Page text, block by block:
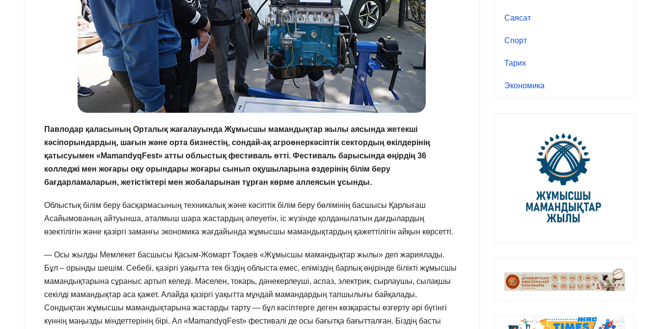
Павлодар қаласының Орталық жағалауында Жұмысшы мамандықтар жылы аясында жетекші
кәсіпорындардың, шағын және орта бизнестің, сондай-ақ агроөнеркәсіптік сектордың өкілдерінің
қатысуымен «MamandyqFest» атты облыстық фестиваль өтті. Фестиваль барысында өңірдің 36
колледжі мен жоғары оқу орындары жоғары сынып оқушыларына өздерінің білім беру
бағдарламаларын, жетістіктері мен жобаларынан тұрған көрме аллеясын ұсынды.
Облыстық білім беру басқармасының техникалық және кәсіптік білім беру бөлімінің басшысы Қарлығаш
Асайымованың айтуынша, аталмыш шара жастардың әлеуетін, іс жүзінде қолданылатын дағдылардың
өзектілігін және қазіргі заманғы экономика жағдайында жұмысшы мамандықтардың қажеттілігін айқын көрсетті.
— Осы жылды Мемлекет басшысы Қасым-Жомарт Тоқаев «Жұмысшы мамандықтар жылы» деп жариялады.
Бұл – орынды шешім. Себебі, қазіргі уақытта тек біздің облыста емес, еліміздің барлық өңірінде білікті жұмысшы
мамандықтарына сұраныс артып келеді. Мәселен, токарь, дәнекерлеуші, аспаз, электрик, сырлаушы, сылақшы
секілді мамандықтар аса қажет. Алайда қазіргі уақытта мұндай мамандардың тапшылығы байқалады.
Сондықтан жұмысшы мамандықтарына жастарды тарту — бұл кәсіптерге деген көзқарасты өзгерту әрі бүгінгі
күннің маңызды міндеттерінің бірі. Ал «MamandyqFest» фестивалі де осы бағытқа бағытталған. Біздің басты
Саясат
Спорт
Тарих
Экономика